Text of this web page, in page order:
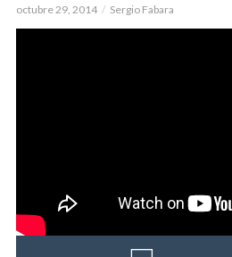
octubre 29, 2014 Sergio Fabara